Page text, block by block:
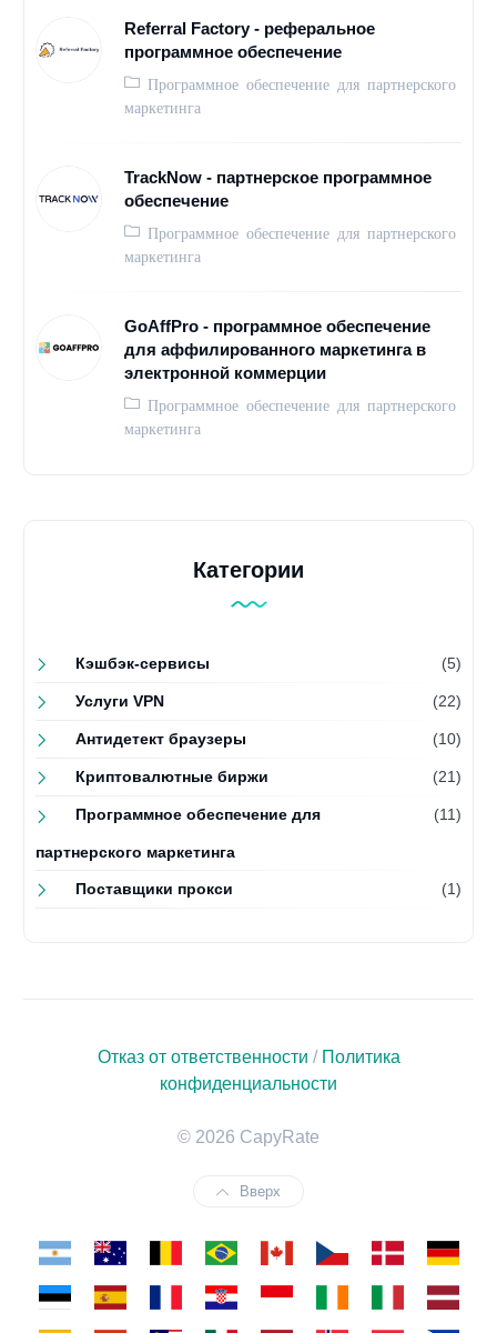
Referral Factory - реферальное
программное обеспечение
Программное обеспечение для партнерского
маркетинга
TrackNow - партнерское программное
обеспечение
Программное обеспечение для партнерского
маркетинга
GoAffPro - программное обеспечение
для аффилированного маркетинга в
электронной коммерции
Программное обеспечение для партнерского
маркетинга
Категории
Кэшбэк-сервисы (5)
Услуги VPN (22)
Антидетект браузеры (10)
Криптовалютные биржи (21)
Программное обеспечение для
партнерского маркетинга
(11)
Поставщики прокси (1)
Отказ от ответственности / Политика
конфиденциальности
© 2026 CapyRate
Вверх